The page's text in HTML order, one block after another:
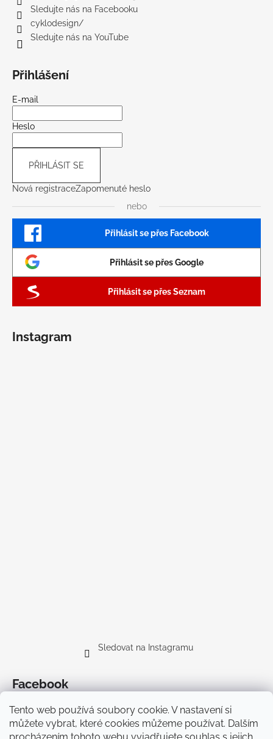
Tento web používá soubory cookie. V nastavení si
můžete vybrat, které cookies můžeme používat. Dalším
Sledujte nás na Facebooku
cyklodesign/
Sledujte nás na YouTube
Přihlášení
E-mail
Heslo
PŘIHLÁSIT SE
Nová registraceZapomenuté heslo
nebo
Přihlásit se přes Facebook
Přihlásit se přes Google
Přihlásit se přes Seznam
Instagram
Sledovat na Instagramu
Facebook